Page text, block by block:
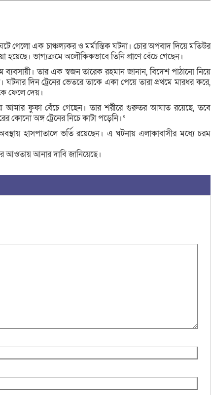
গেলো এক চাঞ্চল্যকর ও মর্মান্তিক ঘটনা। চোর অপবাদ দিয়ে মতিউর
হয়েছে। ভাগ্যক্রমে অলৌকিকভাবে তিনি প্রাণে বেঁচে গেছেন।
তার এক স্বজন তারেক রহমান জানান, বিদেশ পাঠানো নিয়ে
ঘটনার দিন ট্রেনের ভেতরে তাকে একা পেয়ে তারা প্রথমে মারধর করে,
ফেলে দেয়।
ফুফা বেঁচে গেছেন। তার শরীরে গুরুতর আঘাত রয়েছে, তবে
কোনো অঙ্গ ট্রেনের নিচে কাটা পড়েনি।”
হাসপাতালে ভর্তি রয়েছেন। এ ঘটনায় এলাকাবাসীর মধ্যে চরম
আওতায় আনার দাবি জানিয়েছে।